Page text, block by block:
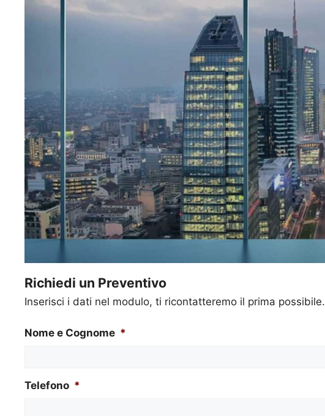
Richiedi un Preventivo
Inserisci i dati nel modulo, ti ricontatteremo il prima possibile.
Nome e Cognome *
Telefono *